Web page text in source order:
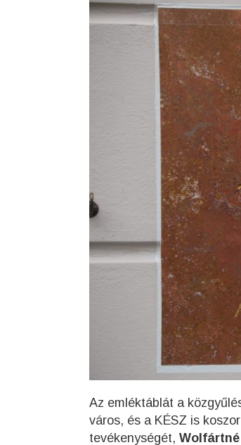
Az emléktáblát a
város, és a KÉSZ is
tevékenységét,